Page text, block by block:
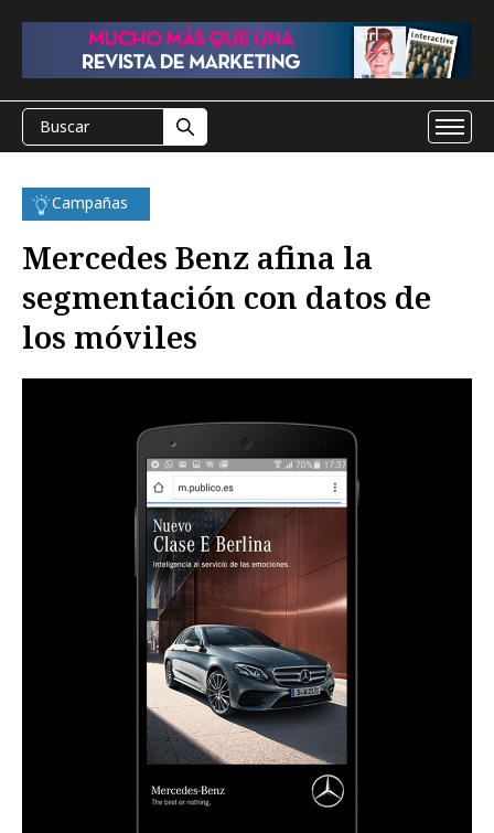
Campañas
Mercedes Benz afina la
segmentación con datos de
los móviles